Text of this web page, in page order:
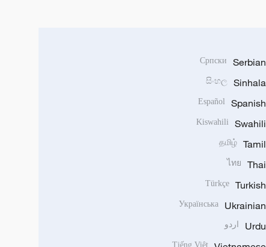
Serbian
Српски
Sinhala
සිංහල
Spanish
Español
Swahili
Kiswahili
Tamil
தமிழ்
Thai
ไทย
Turkish
Türkçe
Ukrainian
Українська
Urdu اردو
Tiếng Việt